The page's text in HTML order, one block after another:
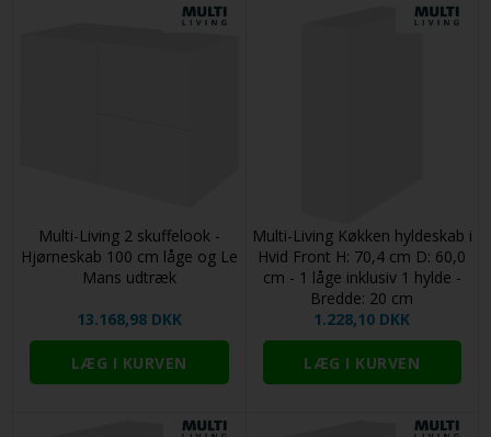
Multi-Living 2 skuffelook -
Hjørneskab 100 cm låge og Le
Mans udtræk
13.168,98 DKK
Multi-Living Køkken hyldeskab i
Hvid Front H: 70,4 cm D: 60,0
cm - 1 låge inklusiv 1 hylde -
Bredde: 20 cm
1.228,10 DKK